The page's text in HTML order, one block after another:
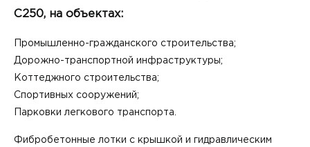
C250, на объектах:
Промышленно-гражданского строительства;
Дорожно-транспортной инфраструктуры;
Коттеджного строительства;
Спортивных сооружений;
Парковки легкового транспорта.
Фибробетонные лотки с крышкой и гидравлическим